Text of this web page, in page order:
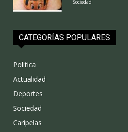
Sociedad
CATEGORÍAS POPULARES
Politica
Actualidad
Deportes
Sociedad
Caripelas